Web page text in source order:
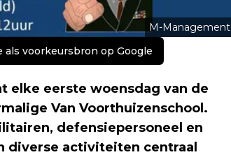
M-Management
als voorkeursbron op Google
elke eerste woensdag van de
Van Voorthuizenschool.
defensiepersoneel en
diverse activiteiten centraal